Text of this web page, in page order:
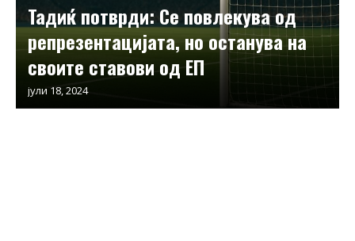
Тадиќ потврди: Се повлекува од
репрезентацијата, но останува на
своите ставови од ЕП
јули 18, 2024